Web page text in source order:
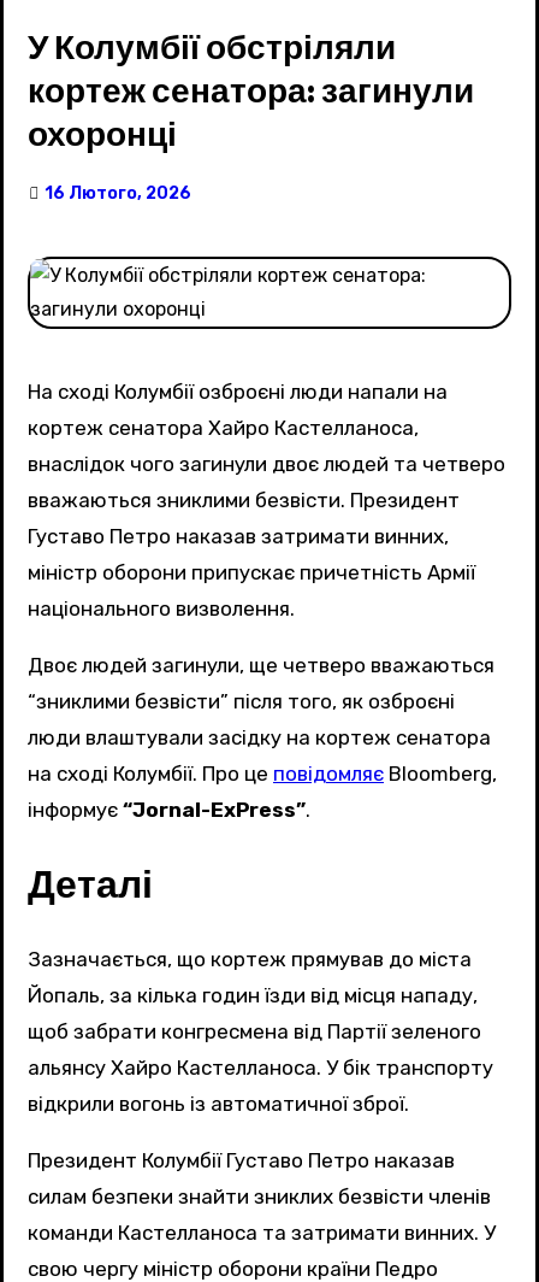
У Колумбії обстріляли
кортеж сенатора: загинули
охоронці
16 Лютого, 2026
На сході Колумбії озброєні люди напали на
кортеж сенатора Хайро Кастелланоса,
внаслідок чого загинули двоє людей та четверо
вважаються зниклими безвісти. Президент
Густаво Петро наказав затримати винних,
міністр оборони припускає причетність Армії
національного визволення.
Двоє людей загинули, ще четверо вважаються
“зниклими безвісти” після того, як озброєні
люди влаштували засідку на кортеж сенатора
на сході Колумбії. Про це повідомляє Bloomberg,
інформує “Jornal-ExPress”.
Деталі
Зазначається, що кортеж прямував до міста
Йопаль, за кілька годин їзди від місця нападу,
щоб забрати конгресмена від Партії зеленого
альянсу Хайро Кастелланоса. У бік транспорту
відкрили вогонь із автоматичної зброї.
Президент Колумбії Густаво Петро наказав
силам безпеки знайти зниклих безвісти членів
команди Кастелланоса та затримати винних. У
свою чергу міністр оборони країни Педро